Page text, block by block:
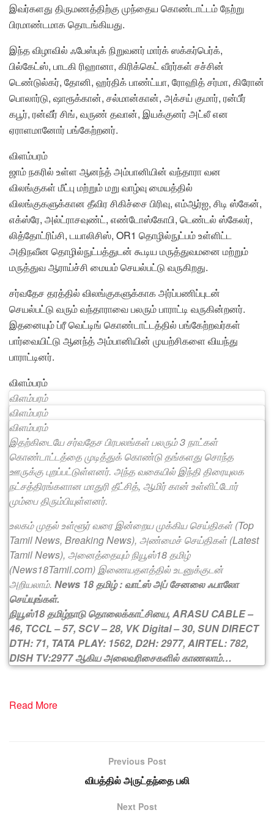
இவர்களது திருமணத்திற்கு முந்தைய கொண்டாட்டம் நேற்று
பிரமாண்டமாக தொடங்கியது.
இந்த விழாவில் ஃபேஸ்புக் நிறுவனர் மார்க் ஸக்கர்பெர்க்,
பில்கேட்ஸ், பாடகி ரிஹானா, கிரிக்கெட் வீரர்கள் சச்சின்
டெண்டுல்கர், தோனி, ஹர்திக் பாண்ட்யா, ரோஹித் சர்மா, கிரோன்
பொலார்டு, ஷாரூக்கான், சல்மான்கான், அக்சய் குமார், ரன்பீர்
கபூர், ரன்வீர் சிங், வருண் தவான், இயக்குனர் அட்லீ என
ஏராளமானோர் பங்கேற்றனர்.
விளம்பரம்
ஜாம் நகரில் உள்ள ஆனந்த் அம்பானியின் வந்தாரா வன
விலங்குகள் மீட்பு மற்றும் மறு வாழ்வு மையத்தில்
விலங்குகளுக்கான தீவிர சிகிச்சை பிரிவு, எம்ஆர்ஐ, சிடி ஸ்கேன்,
எக்ஸ்ரே, அல்ட்ராசவுண்ட், எண்டோஸ்கோபி, டெண்டல் ஸ்கேலர்,
லித்தோட்ரிப்சி, டயாலிசிஸ், OR1 தொழில்நுட்பம் உள்ளிட்ட
அதிநவீன தொழில்நுட்பத்துடன் கூடிய மருத்துவமனை மற்றும்
மருத்துவ ஆராய்ச்சி மையம் செயல்பட்டு வருகிறது.
சர்வதேச தரத்தில் விலங்குகளுக்காக அர்ப்பணிப்புடன்
செயல்பட்டு வரும் வந்தாராவை பலரும் பாராட்டி வருகின்றனர்.
இதனையும் ப்ரீ வெட்டிங் கொண்டாட்டத்தில் பங்கேற்றவர்கள்
பார்வையிட்டு ஆனந்த் அம்பானியின் முயற்சிகளை வியந்து
பாராட்டினர்.
விளம்பரம்
விளம்பரம்
விளம்பரம்
விளம்பரம்
இதற்கிடையே சர்வதேச பிரபலங்கள் பலரும் 3 நாட்கள்
கொண்டாட்டத்தை முடித்துக் கொண்டு தங்களது சொந்த
ஊருக்கு புறப்பட்டுள்ளனர். அந்த வகையில் இந்தி திரையுலக
நட்சத்திரங்களான மாதுரி தீட்சித், ஆமிர் கான் உள்ளிட்டோர்
மும்பை திரும்பியுள்ளனர்.
உலகம் முதல் உள்ளூர் வரை இன்றைய முக்கிய செய்திகள் (Top
Tamil News, Breaking News), அண்மைச் செய்திகள் (Latest
Tamil News), அனைத்தையும் நியூஸ்18 தமிழ்
(News18Tamil.com) இணையதளத்தில் உடனுக்குடன்
அறியலாம். News 18 தமிழ் : வாட்ஸ் அப் சேனலை ஃபாலோ
செய்யுங்கள்.
நியூஸ்18 தமிழ்நாடு தொலைக்காட்சியை, ARASU CABLE –
46, TCCL – 57, SCV – 28, VK Digital – 30, SUN DIRECT
DTH: 71, TATA PLAY: 1562, D2H: 2977, AIRTEL: 782,
DISH TV:2977 ஆகிய அலைவரிசைகளில் காணலாம்…
Read More
Previous Post
விபத்தில் அருட்தந்தை பலி
Next Post